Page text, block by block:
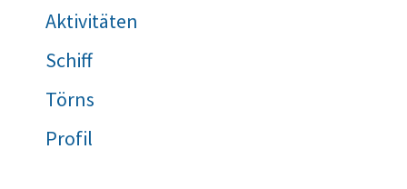
Aktivitäten
Schiff
Törns
Profil